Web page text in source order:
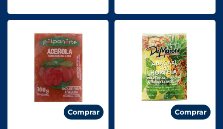
Comprar Comprar